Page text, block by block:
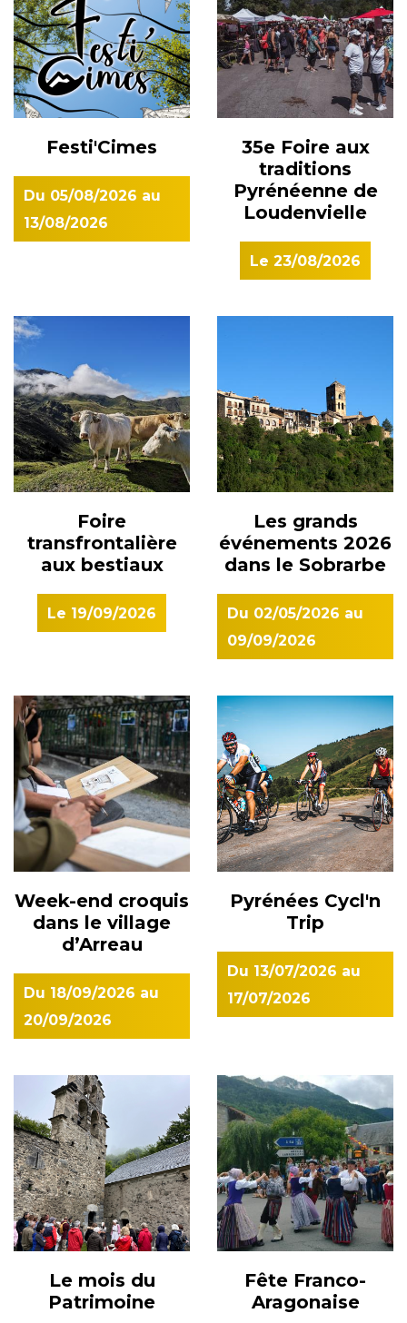
Festi'Cimes
Du 05/08/2026 au
13/08/2026
35e Foire aux
traditions
Pyrénéenne de
Loudenvielle
Le 23/08/2026
Foire
transfrontalière
aux bestiaux
Le 19/09/2026
Les grands
événements 2026
dans le Sobrarbe
Du 02/05/2026 au
09/09/2026
Week-end croquis
dans le village
d’Arreau
Du 18/09/2026 au
20/09/2026
Pyrénées Cycl'n
Trip
Du 13/07/2026 au
17/07/2026
Le mois du
Patrimoine
Fête Franco-
Aragonaise